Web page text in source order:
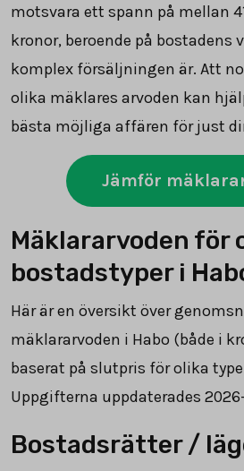
motsvara ett spann på mellan
kronor, beroende på bostadens
komplex försäljningen är. Att
olika mäklares arvoden kan
bästa möjliga affären för just
Jämför
Mäklararvoden för
bostadstyper i
Här är en översikt över
mäklararvoden i Habo (både i
baserat på slutpris för olika
Uppgifterna uppdaterades
Bostadsrätter /